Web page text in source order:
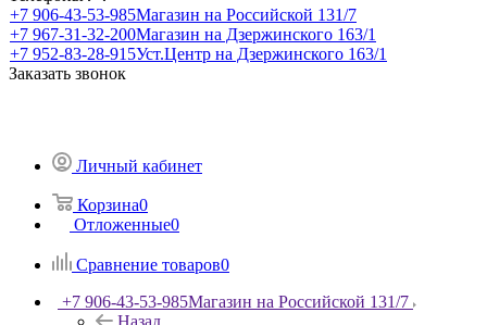
+7 906-43-53-985Магазин на Российской 131/7
+7 967-31-32-200Магазин на Дзержинского 163/1
+7 952-83-28-915Уст.Центр на Дзержинского 163/1
Заказать звонок
Личный кабинет
Корзина0
Отложенные0
Сравнение товаров0
+7 906-43-53-985Магазин на Российской 131/7
Назад